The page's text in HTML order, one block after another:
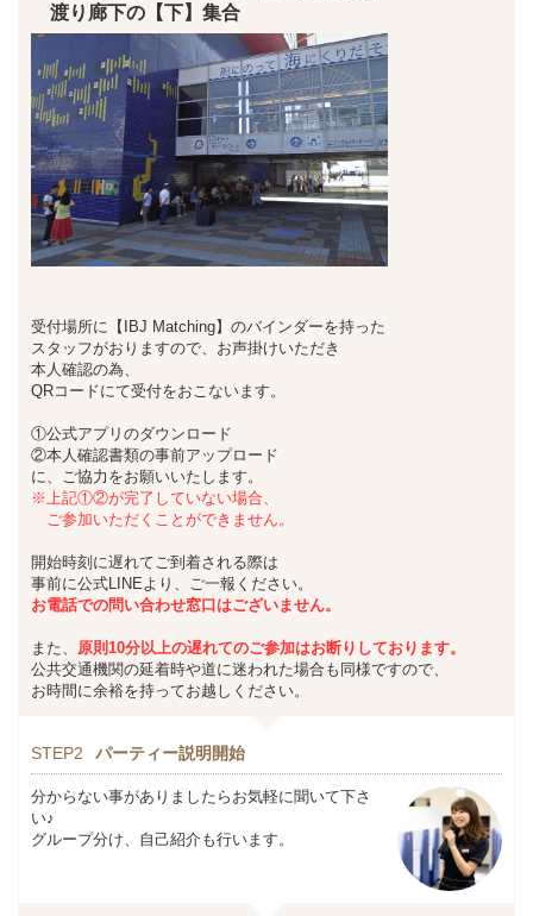
渡り廊下の【下】 集合
受付場所に【IBJ Matching】のバインダーを持った
スタッフがおりますので、お声掛けいただき
本人確認の為、
QRコードにて受付をおこないます。
①公式アプリのダウンロード
②本人確認書類の事前アップロード
に、ご協力をお願いいたします。
※上記①②が完了していない場合、
ご参加いただくことができません。
開始時刻に遅れてご到着される際は
事前に公式LINEより、ご一報ください。
お電話での問い合わせ窓口はございません。
また、 原則10分以上の遅れてのご参加はお断りしております。
公共交通機関の延着時や道に迷われた場合も同様ですので、
お時間に余裕を持ってお越しください。
STEP2 パーティー説明開始
分からない事がありましたらお気軽に聞いて下さ
い♪
グループ分け、自己紹介も行います。